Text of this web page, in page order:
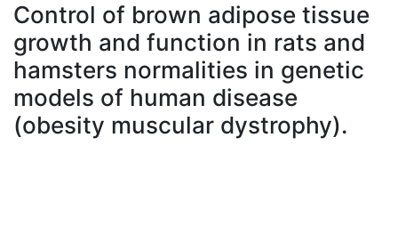
À propos
Control of brown adipose tissue
growth and function in rats and
hamsters normalities in genetic
models of human disease
(obesity muscular dystrophy).